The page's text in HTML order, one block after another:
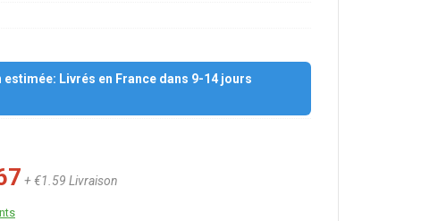
estimée: Livrés en France dans 9-14 jours
+ €1.59 Livraison